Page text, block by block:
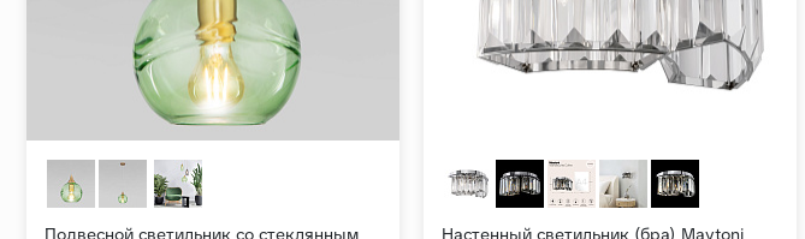
Подвесной светильник со стеклянным
Настенный светильник (бра) Maytoni